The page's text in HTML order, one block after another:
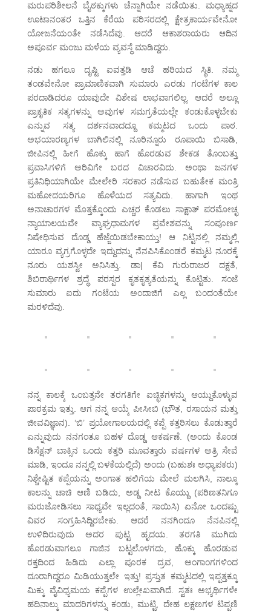
ಮರುಪರಿಶೀಲನೆ ಬೈಠಕ್ಕುಗಳು ಚೆನ್ನಾಗಿಯೇ ನಡೆಯಿತು. ಮಧ್ಯಾಹ್ನದ
ಊಟಾನಂತರ ಒತ್ತಿನ ಕೆರೆಯ ಪರಿಸರದಲ್ಲಿ ಕ್ಷೇತ್ರಕಾರ್ಯವೇನೋ
ಯೋಜನೆಯಂತೇ ನಡೆಸಿದೆವು. ಆದರೆ ಆಕಾಶರಾಯರು ಆದಿನ
ಅಪೂರ್ವ ಮಂಜು ಮಳೆಯ ವ್ಯವಸ್ಥೆ ಮಾಡಿದ್ದರು.
ನಡು ಹಗಲೂ ದೃಷ್ಟಿ ಐವತ್ತಡಿ ಆಚೆ ಹರಿಯದ ಸ್ಥಿತಿ. ನಮ್ಮ
ತಂಡವೇನೋ ಪ್ರಾಮಾಣಿಕವಾಗಿ ಸುಮಾರು ಎರಡು ಗಂಟೆಗಳ ಕಾಲ
ಪರದಾಡಿದರೂ ಯಾವುದೇ ವಿಶೇಷ ಲಾಭವಾಗಲಿಲ್ಲ. ಆದರೆ ಅಲ್ಲೂ
ಪ್ರಾಕೃತಿಕ ಸತ್ಯಗಳನ್ನು ಅವುಗಳ ಸಮಗ್ರತೆಯಲ್ಲೇ ಕಂಡುಕೊಳ್ಳಬೇಕು
ಎನ್ನುವ ಸತ್ಯ ದರ್ಶನವಾದದ್ದೂ ಕಮ್ಮಟದ ಒಂದು ಪಾಠ.
ಅಭಯಾರಣ್ಯಗಳ ಬಾಗಿಲಿನಲ್ಲಿ ನೂರಿನ್ನೂರು ರೂಪಾಯಿ ಬಿಸಾಡಿ,
ಜೀಪಿನಲ್ಲಿ ಹೀಗೆ ಹೊಕ್ಕು ಹಾಗೆ ಹೊರಡುವ ಶೇಕಡ ತೊಂಬತ್ತು
ಪ್ರವಾಸಿಗಳಿಗೆ ಅರಿವಿಗೇ ಬರದ ವಿಚಾರವಿದು. ಅಂಥಾ ಜನಗಳ
ಪ್ರತಿನಿಧಿಯಾಗಿಯೇ ಮೇಲೇರಿ ಸರಕಾರ ನಡೆಸುವ ಬಹುತೇಕ ಮಂತ್ರಿ
ಮಹೋದಯರಿಗೂ ಹೊಳೆಯದ ಸತ್ಯವಿದು. ಹಾಗಾಗಿ ಇಂಥ
ಅನಾಚಾರಗಳ ಮೊತ್ತಕ್ಕೊಂದು ಎಚ್ಚರ ಕೊಡಲು ಸಾಕ್ಷಾತ್ ಪರಮೋಚ್ಛ
ನ್ಯಾಯಾಲಯವೇ ವ್ಯಾಘ್ರಧಾಮಗಳ ಪ್ರವೇಶವನ್ನು ಸಂಪೂರ್ಣ
ನಿಷೇಧಿಸುವ ದೊಡ್ಡ ಹೆಜ್ಜೆಯಿಡಬೇಕಾಯ್ತು! ಆ ನಿಟ್ಟಿನಲ್ಲಿ ನಮ್ಮಲ್ಲಿ
ಯಾರೂ ವ್ಯಗ್ರಗೊಳ್ಳದೇ ಇದ್ದುದನ್ನು ನೆನಪಿಸಿಕೊಂಡರೆ ಕಮ್ಮಟ ನೂರಕ್ಕೆ
ನೂರು ಯಶಸ್ವೀ ಅನಿಸಿತ್ತು. ಡಾ| ಕೆವಿ ಗುರುರಾಜರ ದಕ್ಷತೆ,
ಶಿಬಿರಾರ್ಥಿಗಳ ಶ್ರದ್ಧೆ ಪರಸ್ಪರ ಕೃತಕೃತ್ಯತೆಯನ್ನು ಕೊಟ್ಟಿತು. ಸಂಜೆ
ಸುಮಾರು ಐದು ಗಂಟೆಯ ಅಂದಾಜಿಗೆ ಎಲ್ಲ ಬಂದಂತೆಯೇ
ಮರಳಿದೆವು.
ನನ್ನ ಕಾಲಕ್ಕೆ ಒಂಬತ್ತನೇ ತರಗತಿಗೇ ಐಚ್ಛಿಕಗಳನ್ನು ಆಯ್ದುಕೊಳ್ಳುವ
ಪಾಠಕ್ರಮ ಇತ್ತು. ಆಗ ನನ್ನ ಆಯ್ಕೆ ಪೀಸೀಬಿ (ಭೌತ, ರಸಾಯನ ಮತ್ತು
ಜೀವವಿಜ್ಞಾನ). ‘ಬಿ’ ಪ್ರಯೋಗಾಲಯದಲ್ಲಿ ಕಪ್ಪೆ ಕತ್ತರಿಸಲು ಕೊಡುತ್ತಾರೆ
ಎನ್ನುವುದು ನನಗಂತೂ ಬಹಳ ದೊಡ್ಡ ಆಕರ್ಷಣೆ. (ಅಂದು ಕೊಂಡ
ಡಿಸೆಕ್ಷನ್ ಬಾಕ್ಸಿನ ಒಂದು ಕತ್ತರಿ ಮೂವತ್ತಾರು ವರ್ಷಗಳ ಅತ್ರಿ ಸೇವೆ
ಮಾಡಿ, ಇಂದೂ ನನ್ನಲ್ಲಿ ಬಳಕೆಯಲ್ಲಿದೆ) ಅಂದು (ಬಹುಶಃ ಅಧ್ಯಾಪಕರು)
ನಿಶ್ಚೇಷ್ಟಿತ ಕಪ್ಪೆಯನ್ನು ಅಂಗಾತ ಹಲಿಗೆಯ ಮೇಲೆ ಮಲಗಿಸಿ, ನಾಲ್ಕೂ
ಕಾಲನ್ನು ಚಾಚಿ ಆಣಿ ಬಡಿದು, ಅಡ್ಡ ನೀಟ ಕೊಯ್ದು (ಪರಿಣತನಿಗೂ
ಮರುಜೋಡಿಸಲು ಸಾಧ್ಯವೇ ಇಲ್ಲದಂತೆ, ಸಾಯಿಸಿ) ಏನೋ ಒಂದಷ್ಟು
ವಿವರ ಸಂಗ್ರಹಿಸಿದ್ದಿರಬೇಕು. ಆದರೆ ನನಗಿಂದೂ ನೆನಪಿನಲ್ಲಿ
ಉಳಿದಿರುವುದು ಅದರ ಪುಟ್ಟ ಹೃದಯ. ತರಗತಿ ಮುಗಿದು
ಹೊರಡುವಾಗಲೂ ಗಾಜಿನ ಬಟ್ಟಲೊಳಗದು, ಹೊಕ್ಕು ಹೊರಡುವ
ರಕ್ತದಿಂದ ಹಿಡಿದು ಎಲ್ಲಾ ಪೂರಕ ದ್ರವ, ಅಂಗಾಂಗಗಳಿಂದ
ದೂರಾಗಿದ್ದರೂ ಮಿಡಿಯುತ್ತಲೇ ಇತ್ತು! ಪ್ರಸ್ತುತ ಕಮ್ಮಟದಲ್ಲಿ ಇಪ್ಪತ್ತಕ್ಕೂ
ಮಿಕ್ಕು ವೈವಿಧ್ಯಮಯ ಕಪ್ಪೆಗಳ ಉಲ್ಲೇಖವಾಗಿದೆ. ಸ್ವತಃ ಅಭ್ಯರ್ಥಿಗಳೇ
ಹದಿನಾಲ್ಕು ಮಾದರಿಗಳನ್ನು ಕಂಡು, ಮುಟ್ಟಿ, ದೇಹ ಲಕ್ಷಣಗಳ ಟಿಪ್ಪಣಿ